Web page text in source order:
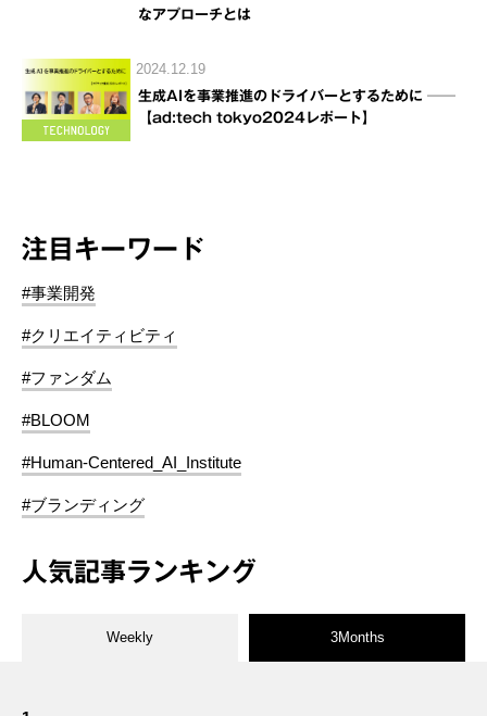
なアプローチとは
2024.12.19
生成AIを事業推進のドライバーとするために ──
【ad:tech tokyo2024レポート】
注目キーワード
#事業開発
#クリエイティビティ
#ファンダム
#BLOOM
#Human-Centered_AI_Institute
#ブランディング
人気記事ランキング
Weekly 3Months